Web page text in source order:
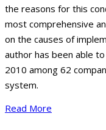
the reasons for this
most comprehensive
on the causes of
author has been able
2010 among 62
system.
Read More